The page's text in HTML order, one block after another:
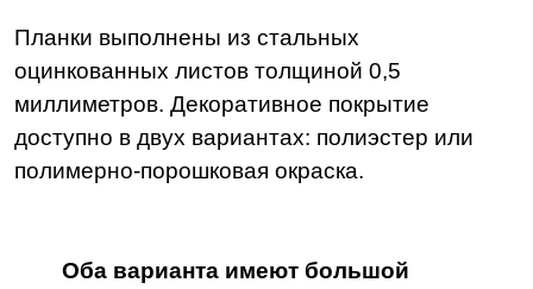
Планки выполнены из стальных
оцинкованных листов толщиной 0,5
миллиметров. Декоративное покрытие
доступно в двух вариантах: полиэстер или
полимерно-порошковая окраска.
Оба варианта имеют большой